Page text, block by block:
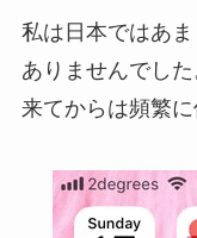
私は日本ではあ
ありませんでし
来てからは頻繁に